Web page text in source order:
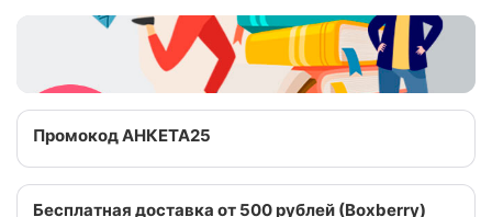
Скидка за покупку от 2500 рублей: промокод
Промокод АНКЕТА25
Бесплатная доставка от 500 рублей (Boxberry)